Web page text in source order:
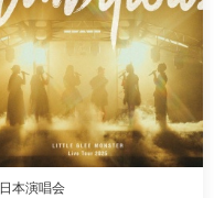
日本演唱会